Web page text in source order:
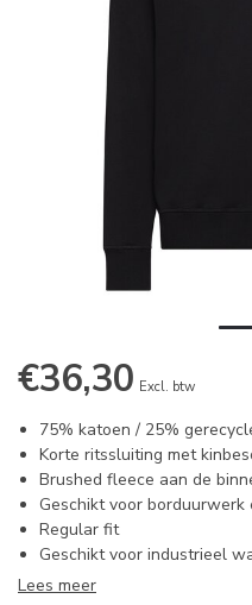
€36,30 Excl. btw
75% katoen / 25%
Korte ritssluiting met
Brushed fleece aan de
Geschikt voor borduurwerk
Regular fit
Geschikt voor industrieel
Lees meer